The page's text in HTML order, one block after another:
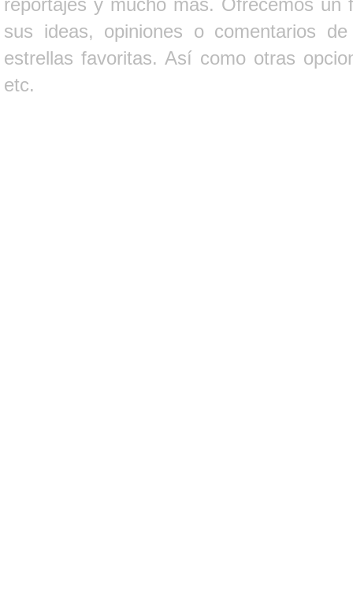
sus ideas, opiniones o comentarios
estrellas favoritas. Así como otras
etc.